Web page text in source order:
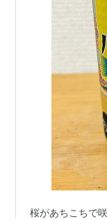
桜があちこちで